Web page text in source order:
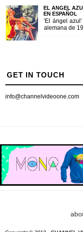
EL ANGEL
EN ESPAÑOL
'El ángel
alemana de
GET IN TOUCH
info@channelvideoone.com